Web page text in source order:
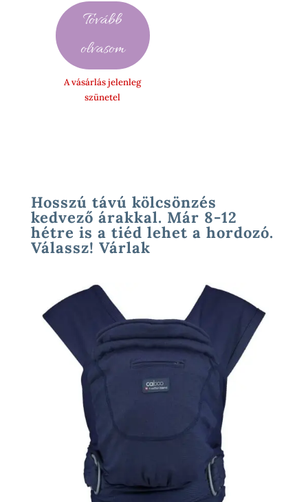
900 Ft
45
990 Ft
Tovább
olvasom
A vásárlás jelenleg
szünetel
Hosszú távú kölcsönzés
kedvező árakkal. Már 8-12
hétre is a tiéd lehet a hordozó.
Válassz! Várlak